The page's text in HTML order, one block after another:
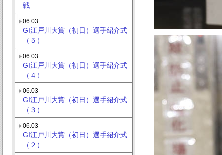
戦
06.03
GI江戸川大賞（初日）選手紹介式
（５）
06.03
GI江戸川大賞（初日）選手紹介式
（４）
06.03
GI江戸川大賞（初日）選手紹介式
（３）
06.03
GI江戸川大賞（初日）選手紹介式
（２）